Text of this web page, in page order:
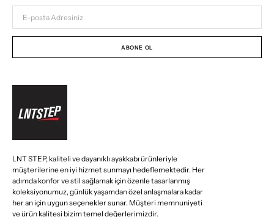
LNT STEP, kaliteli ve dayanıklı ayakkabı ürünleriyle
müşterilerine en iyi hizmet sunmayı hedeflemektedir. Her
adımda konfor ve stil sağlamak için özenle tasarlanmış
koleksiyonumuz, günlük yaşamdan özel anlaşmalara kadar
her an için uygun seçenekler sunar. Müşteri memnuniyeti
ve ürün kalitesi bizim temel değerlerimizdir.
posta
Adresiniz
ABONE OL